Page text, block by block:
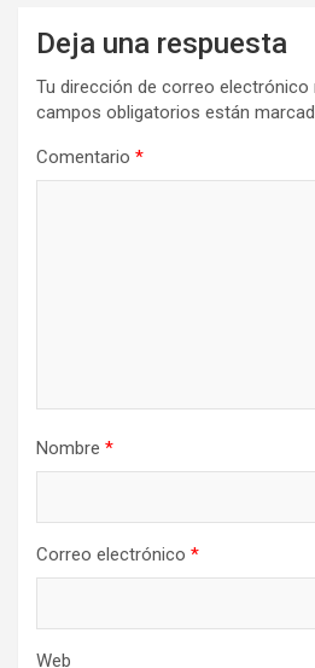
Deja una respuesta
Tu dirección de correo electrónico
campos obligatorios están
Comentario *
Nombre *
Correo electrónico *
Web